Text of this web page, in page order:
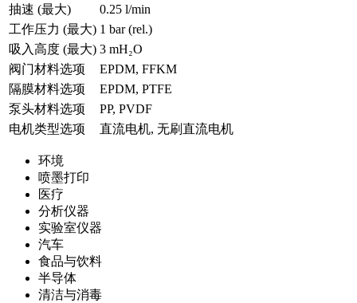
抽速 (最大)
0.25 l/min
工作压力 (最大) 1 bar (rel.)
吸入高度 (最大) 3 mH₂O
阀门材料选项
EPDM, FFKM
隔膜材料选项
EPDM, PTFE
泵头材料选项
PP, PVDF
电机类型选项
直流电机, 无刷直流电机
环境
喷墨打印
医疗
分析仪器
实验室仪器
汽车
食品与饮料
半导体
清洁与消毒